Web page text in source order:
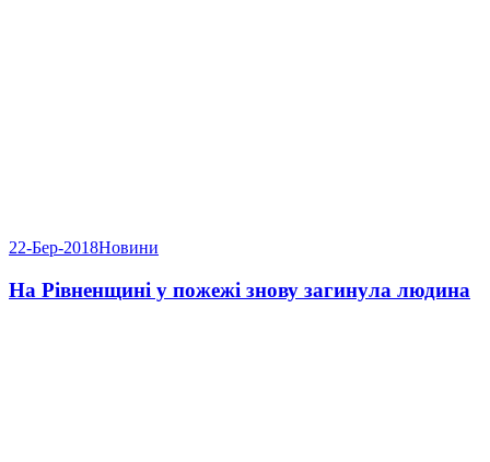
22-Бер-2018Новини
На Рівненщині у пожежі знову загинула людина